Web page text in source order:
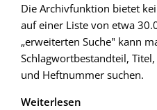
Die Archivfunktion bietet
auf einer Liste von etwa
„erweiterten Suche" kann
Schlagwortbestandteil,
und Heftnummer suchen.
Weiterlesen